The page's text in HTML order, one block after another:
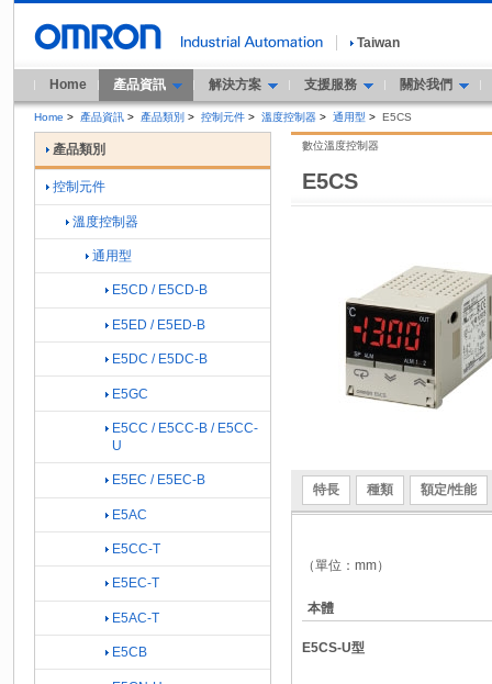
Taiwan
Home 產品資訊 解決方案 支援服務 關於我們
Home > 產品資訊 > 產品類別 > 控制元件 > 溫度控制器 > 通用型 > E5CS
E5CS
數位溫度控制器
特長 種類 額定/性能
（單位：mm）
本體
E5CS-U型
產品類別
控制元件
溫度控制器
通用型
E5CD / E5CD-B
E5ED / E5ED-B
E5DC / E5DC-B
E5GC
E5CC / E5CC-B / E5CC-
U
E5EC / E5EC-B
E5AC
E5CC-T
E5EC-T
E5AC-T
E5CB